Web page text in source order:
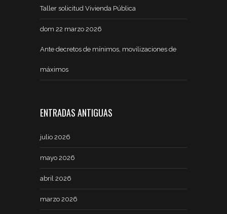
Taller solicitud Vivienda Pública
dom 22 marzo 2026
Ante decretos de mínimos, movilizaciones de
máximos
ENTRADAS ANTIGUAS
julio 2026
mayo 2026
abril 2026
marzo 2026